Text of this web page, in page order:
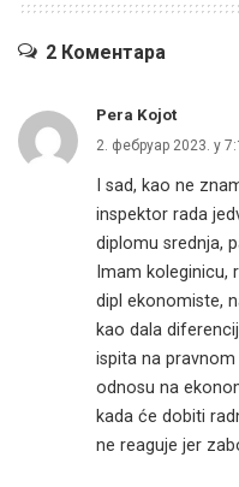
2 Коментара
Pera Kojot
2. фебруар 2023. у
I sad, kao ne
inspektor rada
diplomu srednja,
Imam koleginicu,
dipl ekonomiste,
kao dala
ispita na
odnosu na
kada će dobiti
ne reaguje jer